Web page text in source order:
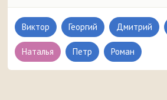
Виктор Георгий Дмитрий
Наталья Петр Роман